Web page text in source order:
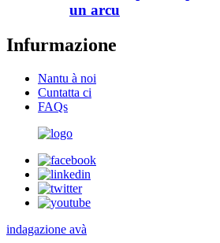
un arcu
Infurmazione
Nantu à noi
Cuntatta ci
FAQs
indagazione avà